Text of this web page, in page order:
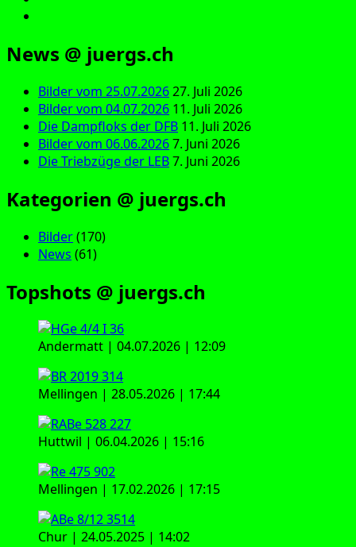
News @ juergs.ch
Bilder vom 25.07.202627. Juli 2026
Bilder vom 04.07.2026 11. Juli 2026
Die Dampfloks der DFB 11. Juli 2026
Bilder vom 06.06.20267. Juni 2026
Die Triebzüge der LEB7. Juni 2026
Kategorien @ juergs.ch
Bilder(170)
News (61)
Topshots @ juergs.ch
Andermatt | 04.07.2026 | 12:09
Mellingen | 28.05.2026 | 17:44
Huttwil | 06.04.2026 | 15:16
Mellingen | 17.02.2026 | 17:15
Chur | 24.05.2025 | 14:02